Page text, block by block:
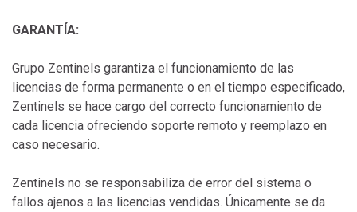
GARANTÍA:
Grupo Zentinels garantiza el funcionamiento de las
licencias de forma permanente o en el tiempo especificado,
Zentinels se hace cargo del correcto funcionamiento de
cada licencia ofreciendo soporte remoto y reemplazo en
caso necesario.
Zentinels no se responsabiliza de error del sistema o
fallos ajenos a las licencias vendidas. Únicamente se da